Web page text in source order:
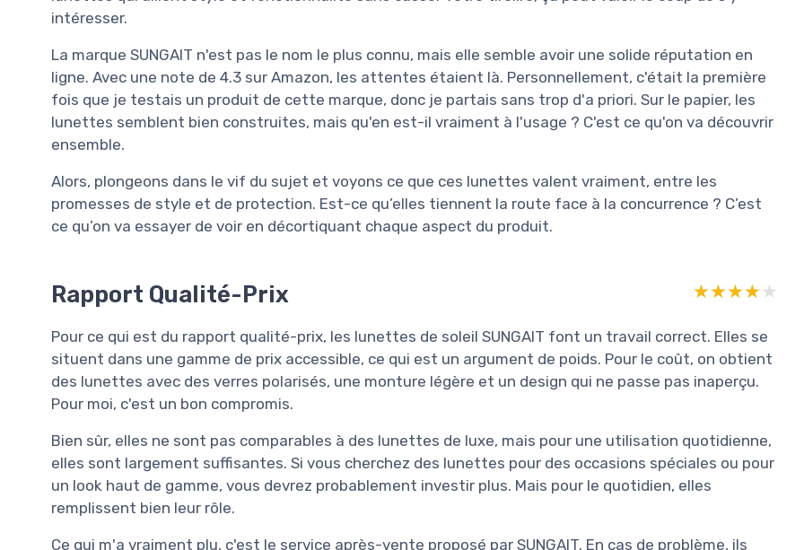
intéresser.
La marque SUNGAIT n'est pas le nom le plus connu, mais elle semble avoir une solide réputation en
ligne. Avec une note de 4.3 sur Amazon, les attentes étaient là. Personnellement, c'était la première
fois que je testais un produit de cette marque, donc je partais sans trop d'a priori. Sur le papier, les
lunettes semblent bien construites, mais qu'en est-il vraiment à l'usage ? C'est ce qu'on va découvrir
ensemble.
Alors, plongeons dans le vif du sujet et voyons ce que ces lunettes valent vraiment, entre les
promesses de style et de protection. Est-ce qu’elles tiennent la route face à la concurrence ? C’est
ce qu’on va essayer de voir en décortiquant chaque aspect du produit.
Rapport Qualité-Prix ★★★★★
★★★★★
Pour ce qui est du rapport qualité-prix, les lunettes de soleil SUNGAIT font un travail correct. Elles se
situent dans une gamme de prix accessible, ce qui est un argument de poids. Pour le coût, on obtient
des lunettes avec des verres polarisés, une monture légère et un design qui ne passe pas inaperçu.
Pour moi, c'est un bon compromis.
Bien sûr, elles ne sont pas comparables à des lunettes de luxe, mais pour une utilisation quotidienne,
elles sont largement suffisantes. Si vous cherchez des lunettes pour des occasions spéciales ou pour
un look haut de gamme, vous devrez probablement investir plus. Mais pour le quotidien, elles
remplissent bien leur rôle.
Ce qui m'a vraiment plu, c'est le service après-vente proposé par SUNGAIT. En cas de problème, ils